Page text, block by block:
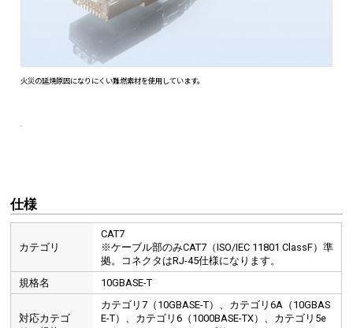
ケーブル折れ曲げの際、ケーブル芯線を守るブーツ一体型のスリムコ
仕様
カテゴリ
CAT7
※ケーブル部のみCAT7（ISO/IEC 11801 ClassF）準
拠。コネクタはRJ-45仕様になります。
規格名
10GBASE-T
対応カテゴ
カテゴリ7（10GBASE-T）、カテゴリ6A（10GBAS
E-T）、カテゴリ6（1000BASE-TX）、カテゴリ5e